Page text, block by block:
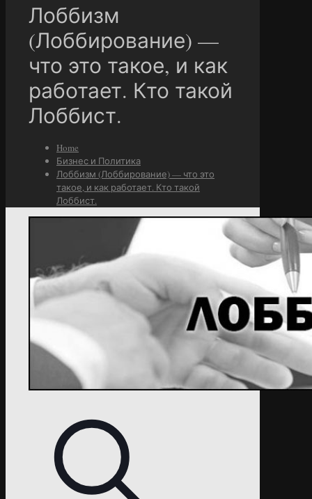
Лоббизм
(Лоббирование) —
что это такое, и как
работает. Кто такой
Лоббист.
Home
Бизнес и Политика
Лоббизм (Лоббирование) — что это
такое, и как работает. Кто такой
Лоббист.